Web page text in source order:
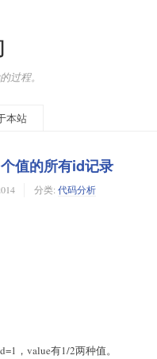
过程。
本站
值的所有id记录
分类: 代码分析
，value有1/2两种值。